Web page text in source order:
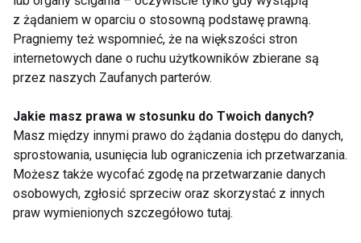
ból kręgosłupa –
ćwiczenia, które warto
znać
na mocny core: jak
wzmocnić mięśnie
brzucha bez
obciążania kręgosłupa
Ćwiczenia na zdrowy
kręgosłup: Prosty
program, który
pomoże wzmocnić
Problemy z
kręgosłupem? To
musisz wiedzieć,
zanim zdecydujesz się
z żądaniem w oparciu o stosowną podstawę prawną.
Pragniemy też wspomnieć, że na większości stron
internetowych dane o ruchu użytkowników zbierane są
przez naszych Zaufanych parterów.
Jakie masz prawa w stosunku do Twoich danych?
Masz między innymi prawo do żądania dostępu do danych,
sprostowania, usunięcia lub ograniczenia ich przetwarzania.
Możesz także wycofać zgodę na przetwarzanie danych
osobowych, zgłosić sprzeciw oraz skorzystać z innych
praw wymienionych szczegółowo tutaj.